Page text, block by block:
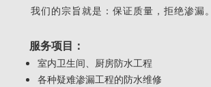
我们的宗旨就是：保证质量，拒绝渗漏。
服务项目：
室内卫生间、厨房防水工程
各种疑难渗漏工程的防水维修